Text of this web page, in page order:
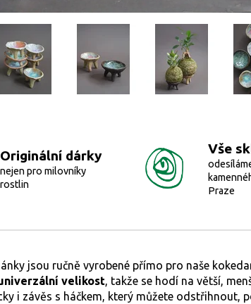
Originální dárky
nejen pro milovníky
rostlin
Vše
Praze
jsou ručně vyrobené přímo pro naše
velikost, takže se hodí na větší,
i závěs s háčkem, který můžete odstřihnout,